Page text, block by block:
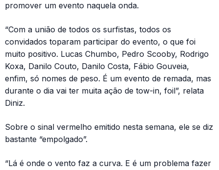
promover um evento naquela onda.
“Com a união de todos os surfistas, todos os
convidados toparam participar do evento, o que foi
muito positivo. Lucas Chumbo, Pedro Scooby, Rodrigo
Koxa, Danilo Couto, Danilo Costa, Fábio Gouveia,
enfim, só nomes de peso. É um evento de remada, mas
durante o dia vai ter muita ação de tow-in, foil”, relata
Diniz.
Sobre o sinal vermelho emitido nesta semana, ele se diz
bastante “empolgado”.
“Lá é onde o vento faz a curva. E é um problema fazer